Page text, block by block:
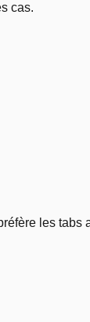
cas.
les